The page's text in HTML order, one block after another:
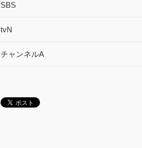
SBS
tvN
チャンネルA